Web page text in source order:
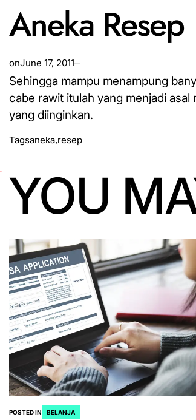
Aneka Resep
onJune 17, 2011
Sehingga mampu menampung
cabe rawit itulah yang menjadi
yang diinginkan.
Tagsaneka,resep
YOU
POSTED IN BELANJA